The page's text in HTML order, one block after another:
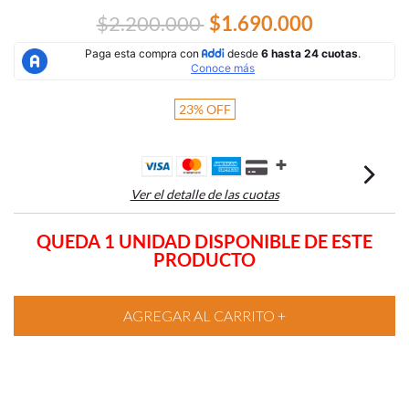
$2.200.000 $1.690.000
23%OFF
Ver el detalle de las cuotas
QUEDA 1 UNIDAD DISPONIBLE DE ESTE
PRODUCTO